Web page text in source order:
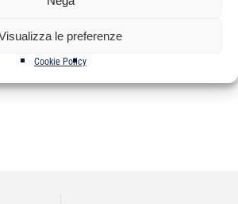
le preferenze
Cookie Policy